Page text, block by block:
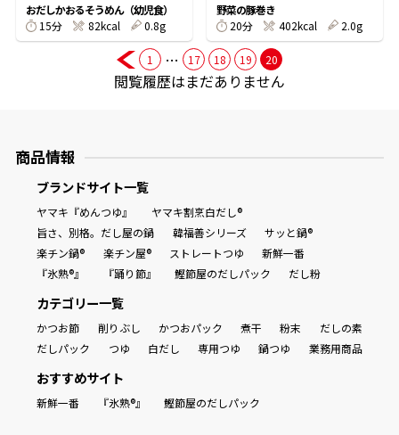
だし粉
おだしかおるそうめん（幼児食）
15分
82kcal 0.8g
野菜の豚巻き
20分
402kcal 2.0g
1 … 17 18 19 20
閲覧履歴はまだありません
商品情報
ブランドサイト一覧
ヤマキ『めんつゆ』
ヤマキ割烹白だし®
旨さ、別格。だし屋の鍋
韓福善シリーズ
サッと鍋®
楽チン鍋®
楽チン屋® ストレートつゆ
新鮮一番
『氷熟®』
『踊り節』 鰹節屋のだしパック だし粉
カテゴリー一覧
かつお節 削りぶし かつおパック 煮干 粉末
だしの素
だしパック
つゆ 白だし 専用つゆ 鍋つゆ 業務用商品
おすすめサイト
新鮮一番 『氷熟®』 鰹節屋のだしパック